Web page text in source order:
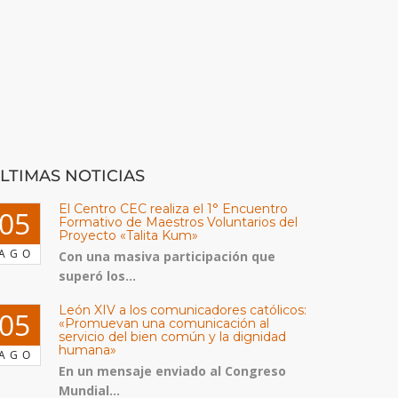
NOTICIAS
El Centro CEC realiza el 1° Encuentro
Formativo de Maestros Voluntarios del
Proyecto «Talita Kum»
Con una masiva participación que
superó los...
León XIV a los comunicadores católicos:
«Promuevan una comunicación al
servicio del bien común y la dignidad
humana»
En un mensaje enviado al Congreso
Mundial...